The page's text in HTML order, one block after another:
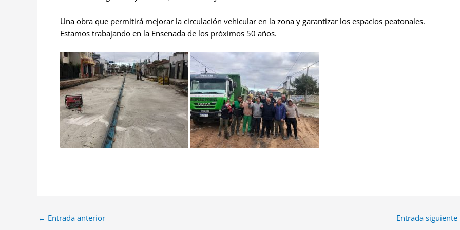
Una obra que permitirá mejorar la circulación vehicular en la zona y garantizar los espacios peatonales.
Estamos trabajando en la Ensenada de los próximos 50 años.
← Entrada anterior Entrada siguiente